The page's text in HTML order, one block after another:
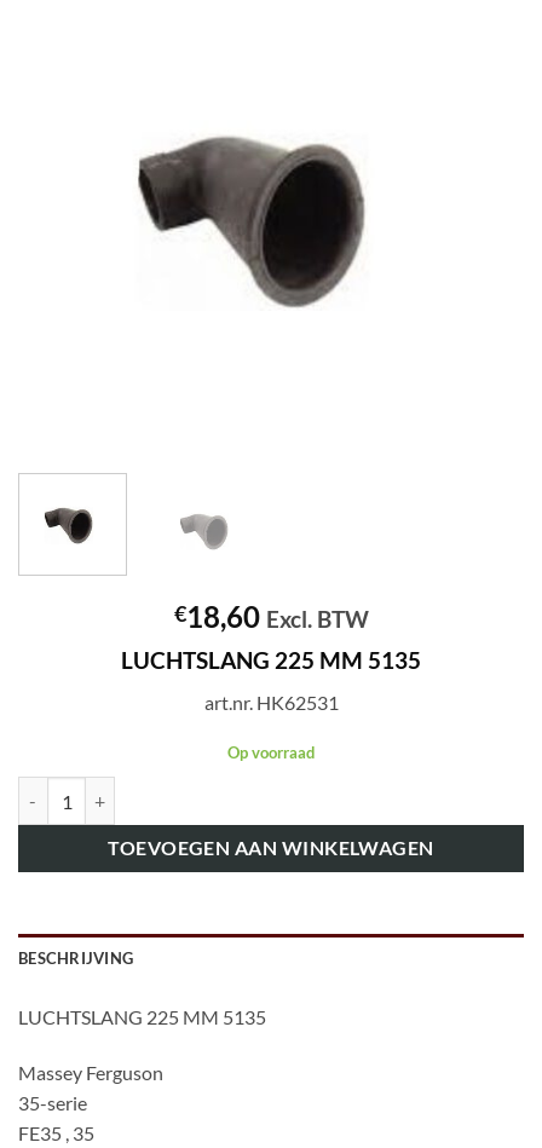
€18,60 Excl. BTW
LUCHTSLANG 225 MM 5135
art.nr. HK62531
Op voorraad
TOEVOEGEN AAN WINKELWAGEN
BESCHRIJVING
LUCHTSLANG 225 MM 5135
Massey Ferguson
35-serie
FE35 , 35